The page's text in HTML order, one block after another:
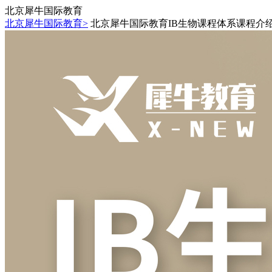
北京犀牛国际教育
北京犀牛国际教育> 北京犀牛国际教育IB生物课程体系课程介